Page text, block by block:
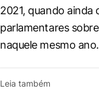
2021, quando ainda
parlamentares
naquele mesmo ano.
Leia também